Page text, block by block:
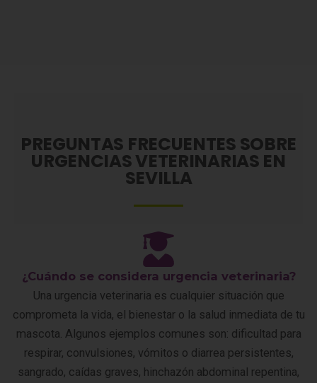
PREGUNTAS FRECUENTES SOBRE
URGENCIAS VETERINARIAS EN
SEVILLA
¿Cuándo se considera urgencia veterinaria?
Una urgencia veterinaria es cualquier situación que
comprometa la vida, el bienestar o la salud inmediata de tu
mascota. Algunos ejemplos comunes son: dificultad para
respirar, convulsiones, vómitos o diarrea persistentes,
sangrado, caídas graves, hinchazón abdominal repentina,